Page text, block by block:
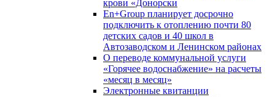
крови «Донорски
En+Group планирует досрочно
подключить к отоплению почти 80
детских садов и 40 школ в
Автозаводском и Ленинском районах
О переводе коммунальной услуги
«Горячее водоснабжение» на расчеты
«месяц в месяц»
Электронные квитанции